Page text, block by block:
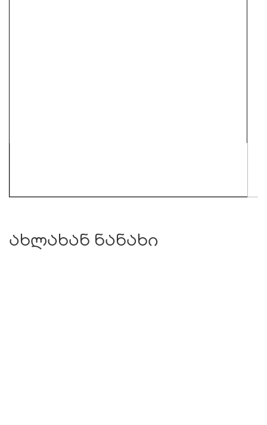
ახლახან ნანახი